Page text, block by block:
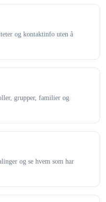
og kontaktinfo uten å
grupper, familier og
og se hvem som har